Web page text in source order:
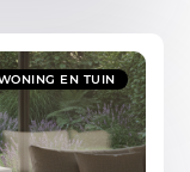
EN TUIN